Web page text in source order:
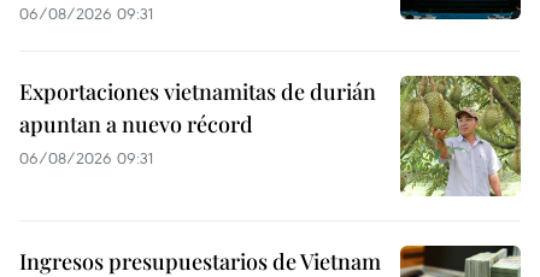
06/08/2026 09:31
Exportaciones vietnamitas de durián
apuntan a nuevo récord
06/08/2026 09:31
Ingresos presupuestarios de Vietnam